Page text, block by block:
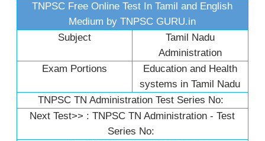
TNPSC Free Online Test In Tamil and English
Medium by TNPSC GURU.in
Subject
Tamil Nadu
Administration
Exam Portions
Education and Health
systems in Tamil Nadu
TNPSC TN Administration Test Series No:
Next Test>> :TNPSC TN Administration - Test
Series No: